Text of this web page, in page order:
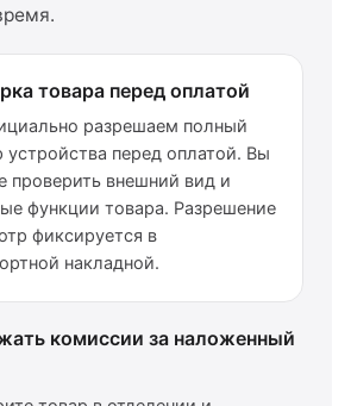
товара перед оплатой
разрешаем полный
устройства перед оплатой. Вы
проверить внешний вид и
функции товара. Разрешение
фиксируется в
накладной.
комиссии за наложенный